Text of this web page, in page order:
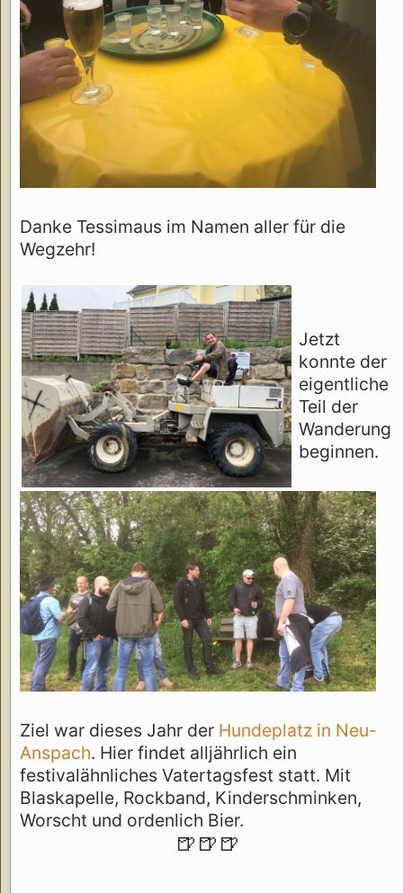
Danke Tessimaus im Namen aller für die
Wegzehr!
Jetzt
konnte der
eigentliche
Teil der
Wanderung
beginnen.
Ziel war dieses Jahr der Hundeplatz in Neu-
Anspach. Hier findet alljährlich ein
festivalähnliches Vatertagsfest statt. Mit
Blaskapelle, Rockband, Kinderschminken,
Worscht und ordenlich Bier.
🍺🍺🍺